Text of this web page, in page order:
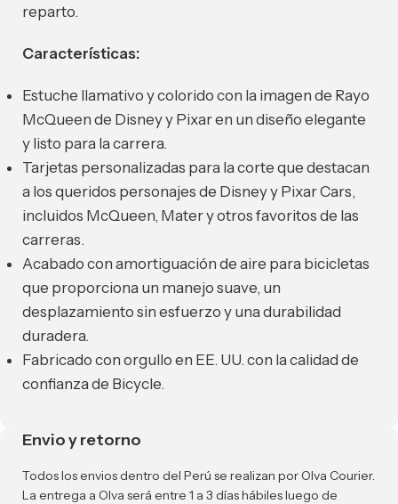
reparto.
Características:
Estuche llamativo y colorido con la imagen de Rayo
McQueen de Disney y Pixar en un diseño elegante
y listo para la carrera.
Tarjetas personalizadas para la corte que destacan
a los queridos personajes de Disney y Pixar Cars,
incluidos McQueen, Mater y otros favoritos de las
carreras.
Acabado con amortiguación de aire para bicicletas
que proporciona un manejo suave, un
desplazamiento sin esfuerzo y una durabilidad
duradera.
Fabricado con orgullo en EE. UU. con la calidad de
confianza de Bicycle.
Envio y retorno
Todos los envios dentro del Perú se realizan por Olva Courier.
La entrega a Olva será entre 1 a 3 días hábiles luego de